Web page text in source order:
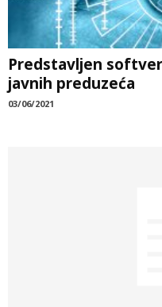
Predstavljen
javnih preduzeća
03/06/2021